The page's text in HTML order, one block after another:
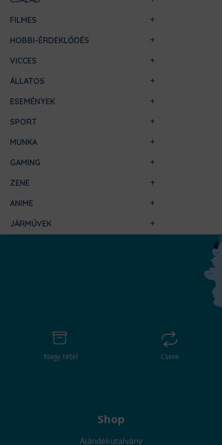
FILMES
HOBBI-ÉRDEKLŐDÉS
VICCES
ÁLLATOS
ESEMÉNYEK
SPORT
MUNKA
GAMING
ZENE
ANIME
JÁRMŰVEK
Nagy tétel Csere
Shop
Ajándékutalvány